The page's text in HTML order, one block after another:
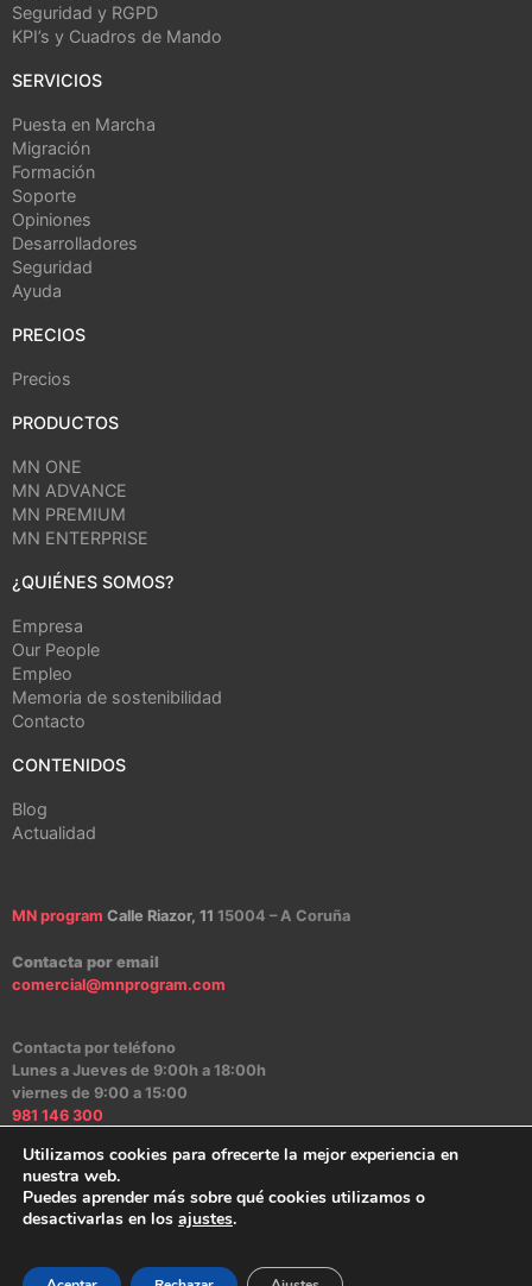
Seguridad y RGPD
KPI’s y Cuadros de Mando
SERVICIOS
Puesta en Marcha
Migración
Formación
Soporte
Opiniones
Desarrolladores
Seguridad
Ayuda
PRECIOS
Precios
PRODUCTOS
MN ONE
MN ADVANCE
MN PREMIUM
MN ENTERPRISE
¿QUIÉNES SOMOS?
Empresa
Our People
Empleo
Memoria de sostenibilidad
Contacto
CONTENIDOS
Blog
Actualidad
MN program Calle Riazor, 11 15004 – A Coruña
Contacta por email
comercial@mnprogram.com
Contacta por teléfono
Lunes a Jueves de 9:00h a 18:00h
viernes de 9:00 a 15:00
981 146 300
Aviso Legal|Política de Privacidad |Política de Cookies| Canal Ético
Utilizamos cookies para ofrecerte la mejor experiencia en
nuestra web.
Puedes aprender más sobre qué cookies utilizamos o
desactivarlas en los ajustes.